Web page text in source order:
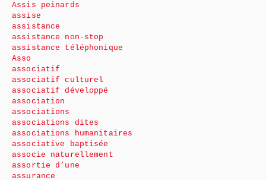
Assis peinards
assise
assistance
assistance non-stop
assistance téléphonique
Asso
associatif
associatif culturel
associatif développé
association
associations
associations dites
associations humanitaires
associative baptisée
associe naturellement
assortie d’une
assurance